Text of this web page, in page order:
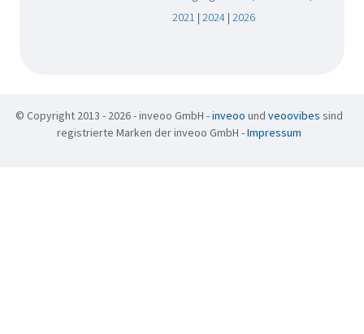
2021 | 2024| 2026
© Copyright 2013 - 2026 - inveoo GmbH -inveoo und veoovibes sind
registrierte Marken der inveoo GmbH -Impressum